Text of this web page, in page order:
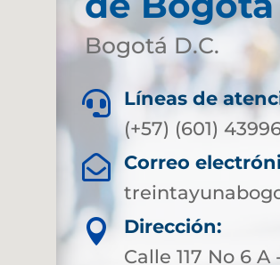
Bogotá D.C.

Líneas de
(+57) (601)

Correo

Dirección:
Calle 117 No 6 A